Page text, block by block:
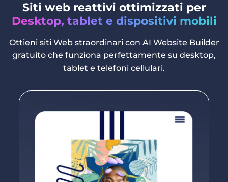
Siti web reattivi ottimizzati per
Desktop, tablet e dispositivi mobili
Ottieni siti Web straordinari con AI Website Builder
gratuito che funziona perfettamente su desktop,
tablet e telefoni cellulari.